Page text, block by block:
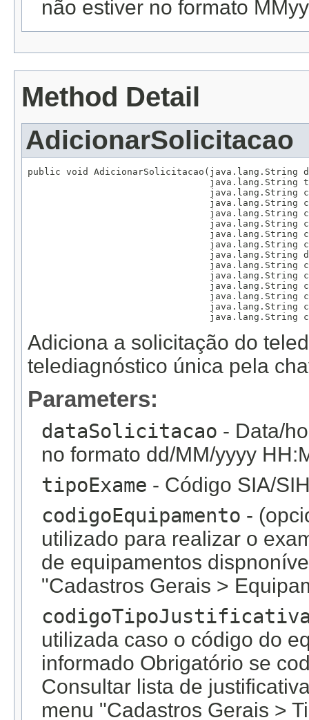
não estiver no formato
Method Detail
AdicionarSolicitacao
public void AdicionarSolicitacao(java.lang.String
java.lang.String
java.lang.String
java.lang.String
java.lang.String
java.lang.String
java.lang.String
java.lang.String
java.lang.String
java.lang.String
java.lang.String
java.lang.String
java.lang.String
java.lang.String
java.lang.String
Adiciona a solicitação do
telediagnóstico única pela
Parameters:
dataSolicitacao - Data/
no formato dd/MM/yyyy
tipoExame - Código SIA/
codigoEquipamento -
utilizado para realizar o
de equipamentos
"Cadastros Gerais >
utilizada caso o código do
informado Obrigatório se
Consultar lista de
menu "Cadastros Gerais >